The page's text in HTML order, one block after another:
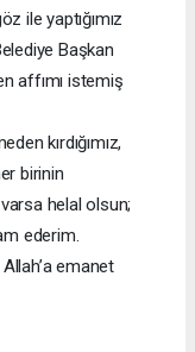
ile yaptığımız
Başkan
affımı istemiş
kırdığımız,
birinin
helal olsun;
ederim.
emanet